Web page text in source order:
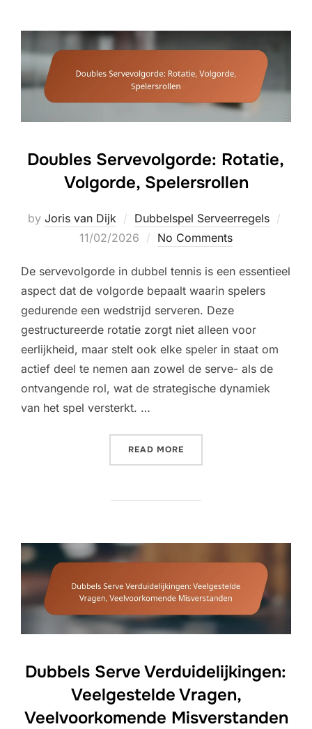
Doubles Servevolgorde: Rotatie,
Volgorde, Spelersrollen
by Joris van Dijk Dubbelspel Serveerregels
11/02/2026 No Comments
De servevolgorde in dubbel tennis is een essentieel
aspect dat de volgorde bepaalt waarin spelers
gedurende een wedstrijd serveren. Deze
gestructureerde rotatie zorgt niet alleen voor
eerlijkheid, maar stelt ook elke speler in staat om
actief deel te nemen aan zowel de serve- als de
ontvangende rol, wat de strategische dynamiek
van het spel versterkt. …
READ MORE
Dubbels Serve Verduidelijkingen:
Veelgestelde Vragen,
Veelvoorkomende Misverstanden